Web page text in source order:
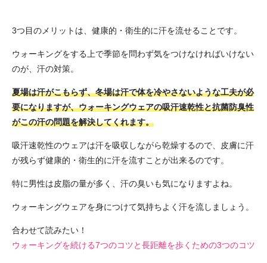
3つ目のメリットは、健康的・衛生的に汗を流せることです。
ウォーキングをする上で季節を問わず気をつけなければいけない
のが、汗の対策。
夏場は汗がこもらず、冬場は汗で体を冷やさないような工夫が必
要になりますが、ウォーキングウェアの吸汗速乾性と抗菌防臭性
がこの汗の問題を解決してくれます。
吸汗速乾性のウェアは汗を吸収しながら乾燥するので、皮膚に汗
が残らず健康的・衛生的に汗を流すことが出来るのです。
特に男性は皮脂の量が多く、汗の臭いも気になりますよね。
ウォーキングウェアを身につけて気持ちよく汗を流しましょう。
合わせて読みたい！
ウォーキングを続ける7つのコツと長距離を歩くための3つのコツ